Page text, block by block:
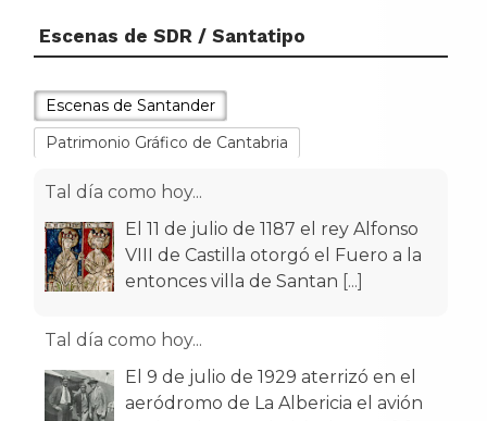
Escenas de SDR / Santatipo
Escenas de Santander
Patrimonio Gráfico de Cantabria
Tal día como hoy...
El 11 de julio de 1187 el rey Alfonso
VIII de Castilla otorgó el Fuero a la
entonces villa de Santan [...]
Tal día como hoy...
El 9 de julio de 1929 aterrizó en el
aeródromo de La Albericia el avión